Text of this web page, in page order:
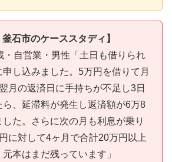
石市のケーススタディ】
・自営業・男性「土日も借りられ
し込みました。5万円を借りて月
月の返済日に手持ちが不足し3日
、延滞料が発生し返済額が6万8
た。さらに次の月も利息が乗り
に対して4ヶ月で合計20万円以上
本はまだ残っています」